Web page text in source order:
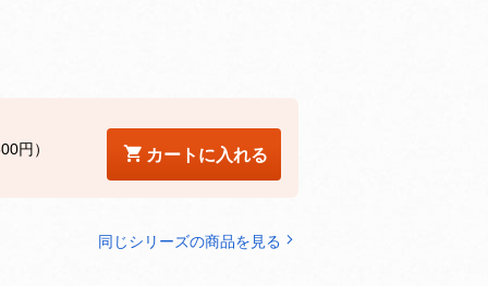
円） カートに入れる
同じシリーズの商品を見る